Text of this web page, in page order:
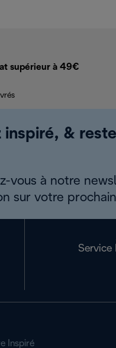
supérieur à 49€
inspiré, &
vous à notre
sur votre
Service
Inspiré